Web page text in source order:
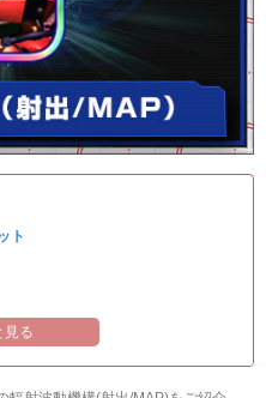
ト
ング
見る